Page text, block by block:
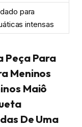
para
intensas
Peça Para
Meninos
Maiô
De Uma